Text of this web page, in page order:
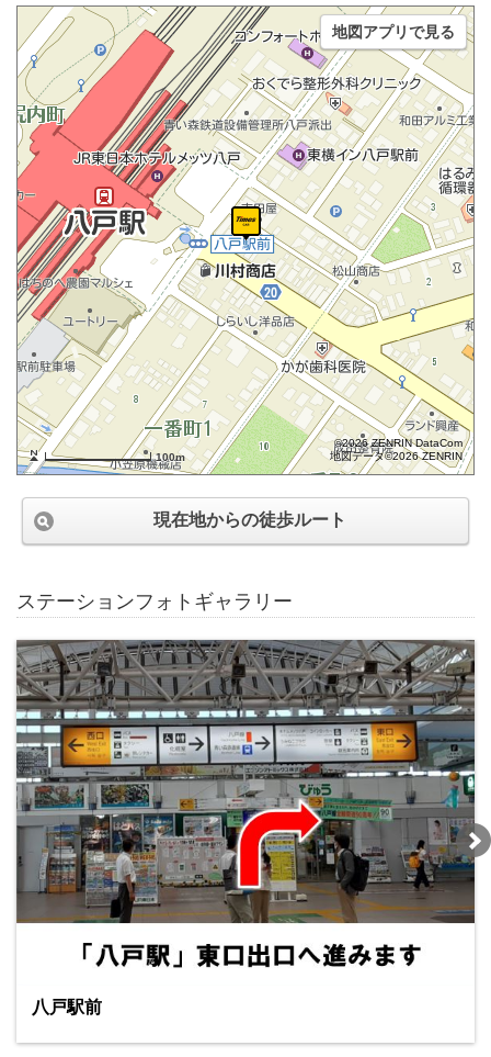
100m
©2026 ZENRIN DataCom
地図データ©2026 ZENRIN
地図アプリで見る
現在地からの徒歩ルート
ステーションフォトギャラリー
八戸駅前